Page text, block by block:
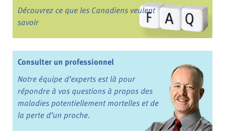
Découvrez ce que les Canadiens veulent
savoir
Consulter un professionnel
Notre équipe d’experts est là pour
répondre à vos questions à propos des
maladies potentiellement mortelles et de
la perte d’un proche.